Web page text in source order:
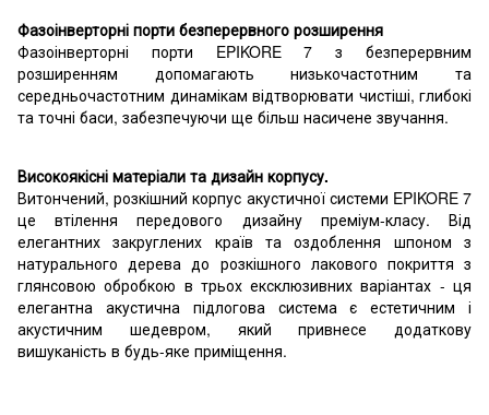
Фазоінверторні порти безперервного розширення
Фазоінверторні порти EPIKORE 7 з безперервним
розширенням допомагають низькочастотним та
середньочастотним динамікам відтворювати чистіші, глибокі
та точні баси, забезпечуючи ще більш насичене звучання.
Високоякісні матеріали та дизайн корпусу.
Витончений, розкішний корпус акустичної системи EPIKORE 7
це втілення передового дизайну преміум-класу. Від
елегантних закруглених країв та оздоблення шпоном з
натурального дерева до розкішного лакового покриття з
глянсовою обробкою в трьох ексклюзивних варіантах - ця
елегантна акустична підлогова система є естетичним і
акустичним шедевром, який привнесе додаткову
вишуканість в будь-яке приміщення.